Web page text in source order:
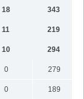
18 343
11 219
10 294
0
279
0
189